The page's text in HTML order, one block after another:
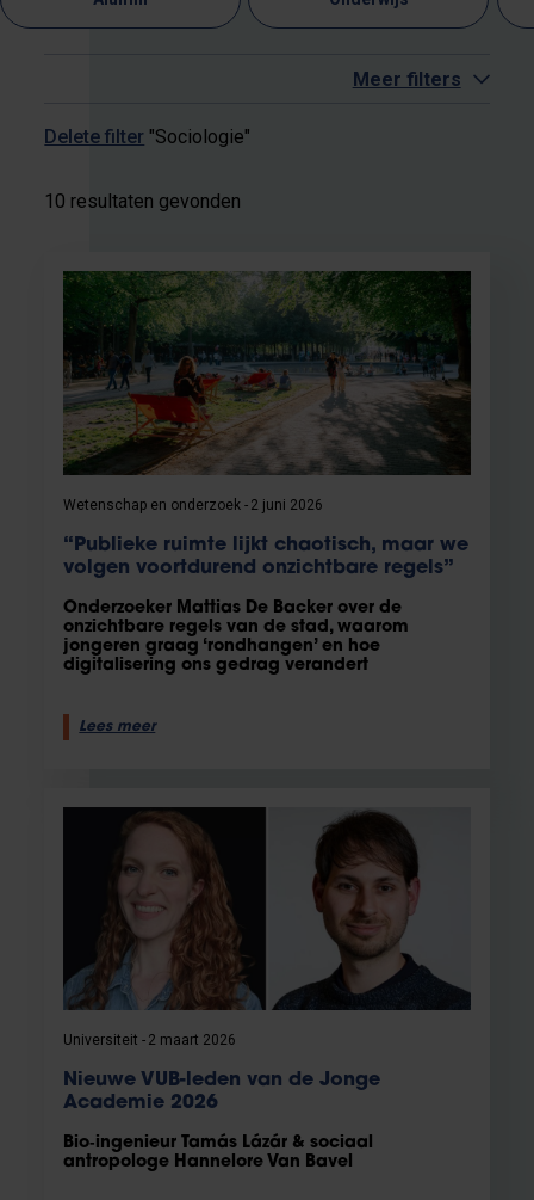
Meer filters
Delete filter "Sociologie"
10 resultaten gevonden
Wetenschap en onderzoek 2 juni 2026
“Publieke ruimte lijkt chaotisch, maar we
volgen voortdurend onzichtbare regels”
Onderzoeker Mattias De Backer over de
onzichtbare regels van de stad, waarom
jongeren graag ‘rondhangen’ en hoe
digitalisering ons gedrag verandert
Lees meer
Universiteit 2 maart 2026
Nieuwe VUB-leden van de Jonge
Academie 2026
Bio‑ingenieur Tamás Lázár & sociaal
antropologe Hannelore Van Bavel